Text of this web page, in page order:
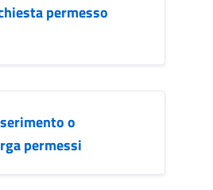
permesso
o
permessi